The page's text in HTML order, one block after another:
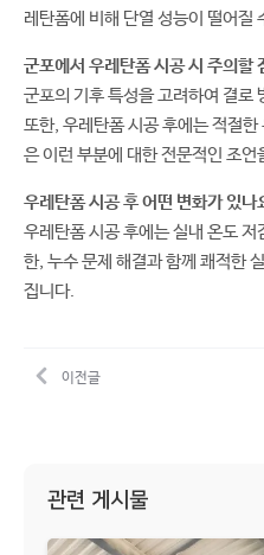
레탄폼에 비해 단열 성능이 떨어질
군포에서 우레탄폼 시공 시 주의할
군포의 기후 특성을 고려하여 결로
또한, 우레탄폼 시공 후에는 적절
은 이런 부분에 대한 전문적인 조언
우레탄폼 시공 후 어떤 변화가 있나
우레탄폼 시공 후에는 실내 온도
한, 누수 문제 해결과 함께 쾌적한
집니다.
이전글
관련 게시물